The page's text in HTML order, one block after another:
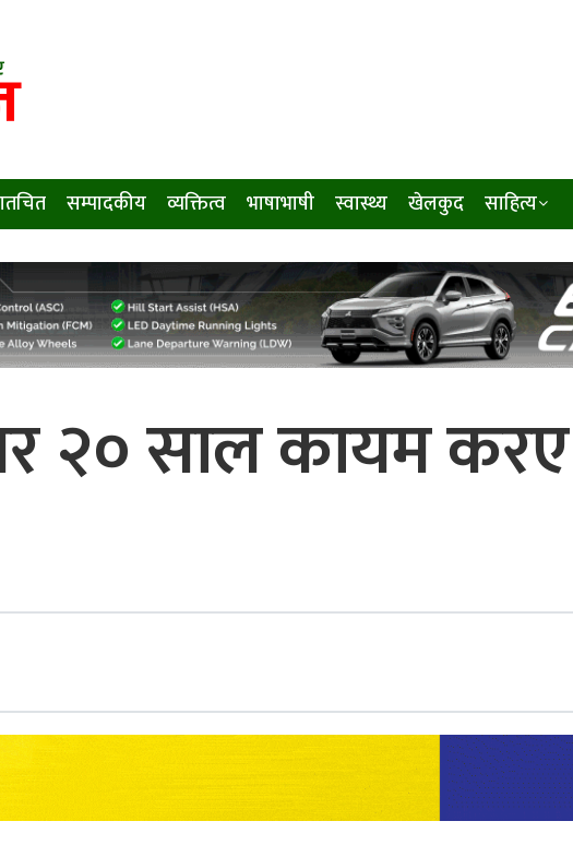
सम्पादकीय व्यक्तित्व भाषाभाषी स्वास्थ्य खेलकुद साहित्य
२० साल कायम करए